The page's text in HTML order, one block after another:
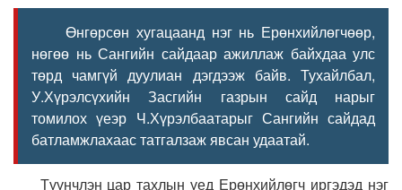
Өнгөрсөн хугацаанд нэг нь Ерөнхийлөгчөөр,
нөгөө нь Сангийн сайдаар ажиллаж байхдаа улс
төрд чамгүй дуулиан дэгдээж байв. Тухайлбал,
У.Хүрэлсүхийн Засгийн газрын сайд нарыг
томилох үеэр Ч.Хүрэлбаатарыг Сангийн сайдад
батламжлахаас татгалзаж явсан удаатай.
Түүнчлэн цар тахлын үед Ерөнхийлөгч иргэдэд нэг